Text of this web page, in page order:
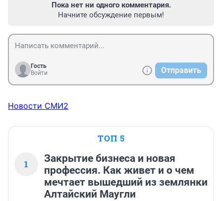
Пока нет ни одного комментария.
Начните обсуждение первым!
Гость
Войти
Отправить
Новости СМИ2
ТОП 5
1
Закрытие бизнеса и новая
профессия. Как живет и о чем
мечтает вышедший из землянки
Алтайский Маугли